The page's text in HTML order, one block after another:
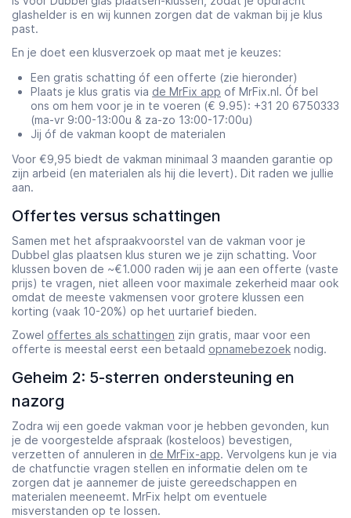
glashelder is en wij kunnen zorgen dat de vakman bij je klus
past.
En je doet een klusverzoek op maat met je keuzes:
Een gratis schatting óf een offerte (zie hieronder)
Plaats je klus gratis via de MrFix app of MrFix.nl. Óf bel
ons om hem voor je in te voeren (€ 9.95): +31 20 6750333
(ma-vr 9:00-13:00u & za-zo 13:00-17:00u)
Jij óf de vakman koopt de materialen
Voor €9,95 biedt de vakman minimaal 3 maanden garantie op
zijn arbeid (en materialen als hij die levert). Dit raden we jullie
aan.
Offertes versus schattingen
Samen met het afspraakvoorstel van de vakman voor je
Dubbel glas plaatsen klus sturen we je zijn schatting. Voor
klussen boven de ~€1.000 raden wij je aan een offerte (vaste
prijs) te vragen, niet alleen voor maximale zekerheid maar ook
omdat de meeste vakmensen voor grotere klussen een
korting (vaak 10-20%) op het uurtarief bieden.
Zowel offertes als schattingen zijn gratis, maar voor een
offerte is meestal eerst een betaald opnamebezoek nodig.
Geheim 2: 5-sterren ondersteuning en
nazorg
Zodra wij een goede vakman voor je hebben gevonden, kun
je de voorgestelde afspraak (kosteloos) bevestigen,
verzetten of annuleren in de MrFix-app. Vervolgens kun je via
de chatfunctie vragen stellen en informatie delen om te
zorgen dat je aannemer de juiste gereedschappen en
materialen meeneemt. MrFix helpt om eventuele
misverstanden op te lossen.